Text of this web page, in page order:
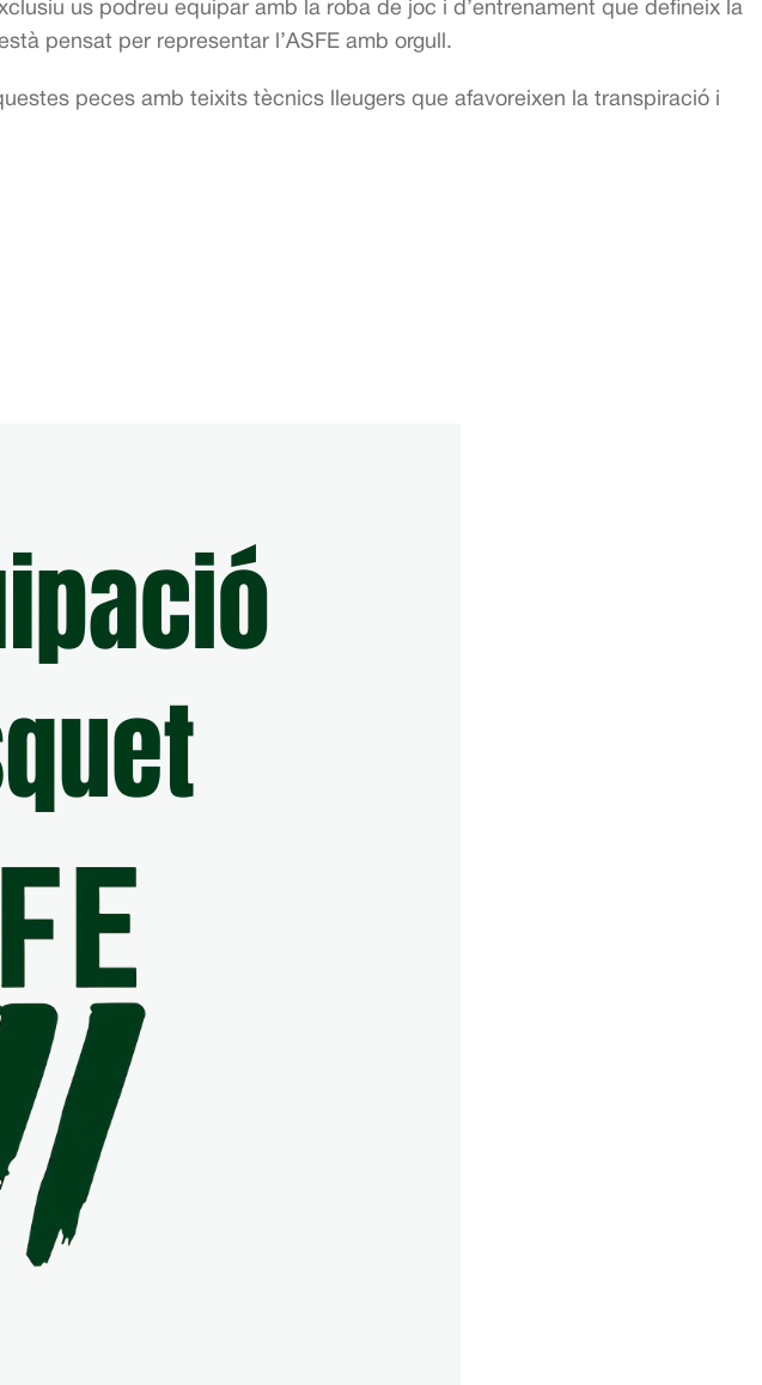
us podreu equipar amb la roba de joc i d’entrenament que defineix la
pensat per representar l’ASFE amb orgull.
peces amb teixits tècnics lleugers que afavoreixen la transpiració i